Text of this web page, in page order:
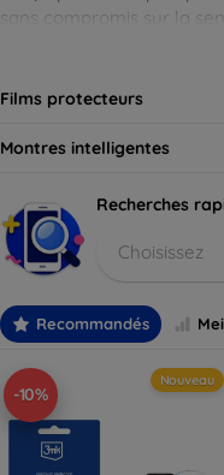
sans compromis sur la
Films protecteurs
Montres intelligentes
Recherches
Choisissez
Recommandés
-10%
Nouveau